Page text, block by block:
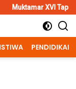
Suci Resmi Dibuka
PENDIDIKAN